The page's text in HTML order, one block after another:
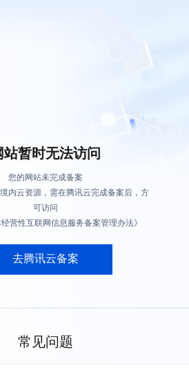
站暂时无法访问
您的网站未完成备案
内云资源，需在腾讯云完成备案后，方
可访问
营性互联网信息服务备案管理办法》
去腾讯云备案
常见问题